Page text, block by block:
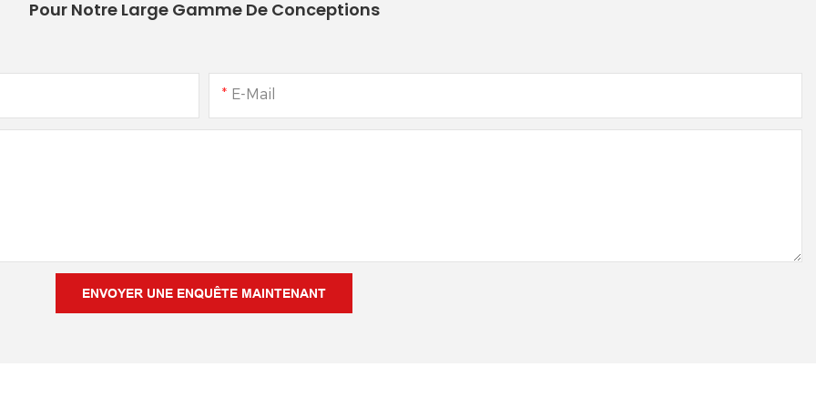
Pour Notre Large Gamme De Conceptions
E-Mail
ENVOYER UNE ENQUÊTE MAINTENANT